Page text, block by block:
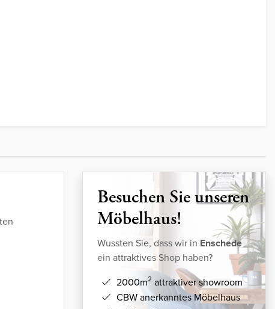
Besuchen Sie unseren
Möbelhaus!
Wussten Sie, dass wir in Enschede
ein attraktives Shop haben?
2000m2 attraktiver showroom
CBW anerkanntes Möbelhaus